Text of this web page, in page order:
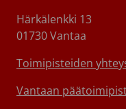
Härkälenkki 13
01730 Vantaa
Toimipisteiden
Vantaan